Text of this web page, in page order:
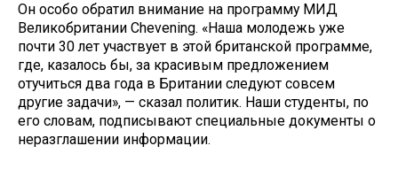
Он особо обратил внимание на программу МИД
Великобритании Chevening. «Наша молодежь уже
почти 30 лет участвует в этой британской программе,
где, казалось бы, за красивым предложением
отучиться два года в Британии следуют совсем
другие задачи», — сказал политик. Наши студенты, по
его словам, подписывают специальные документы о
неразглашении информации.